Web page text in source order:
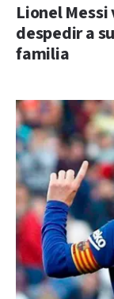
Lionel
despedir a
familia